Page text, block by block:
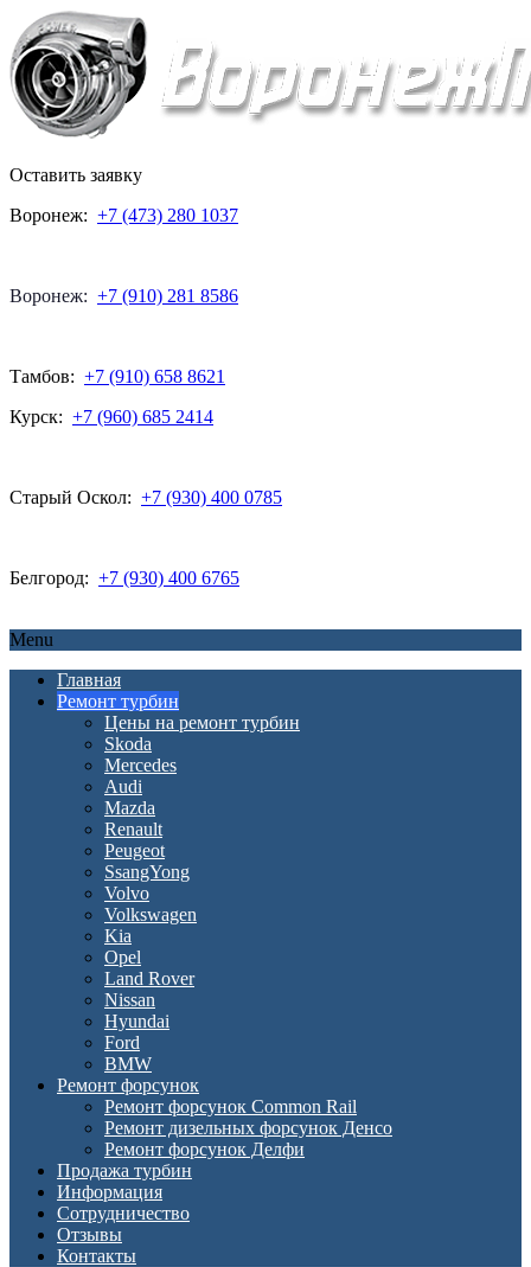
Оставить заявку
Воронеж: +7 (473) 280 1037
Воронеж: +7 (910) 281 8586
Тамбов: +7 (910) 658 8621
Курск: +7 (960) 685 2414
Старый Оскол: +7 (930) 400 0785
Белгород: +7 (930) 400 6765
Menu
Главная
Ремонт турбин
Цены на ремонт турбин
Skoda
Mercedes
Audi
Mazda
Renault
Peugeot
SsangYong
Volvo
Volkswagen
Kia
Opel
Land Rover
Nissan
Hyundai
Ford
BMW
Ремонт форсунок
Ремонт форсунок Common Rail
Ремонт дизельных форсунок Денсо
Ремонт форсунок Делфи
Продажа турбин
Информация
Сотрудничество
Отзывы
Контакты